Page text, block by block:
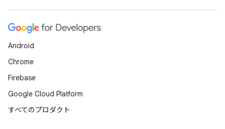
Android
Chrome
Firebase
Google Cloud Platform
すべてのプロダクト